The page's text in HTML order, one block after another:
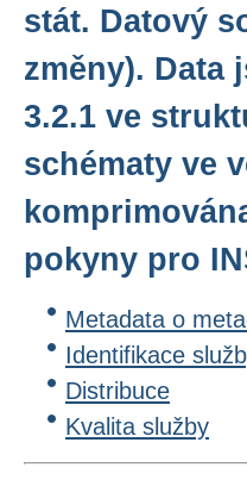
stát. Datový
změny). Data
3.2.1 ve
schématy ve
pokyny pro
Metadata o
Identifikace
Distribuce
Kvalita služby